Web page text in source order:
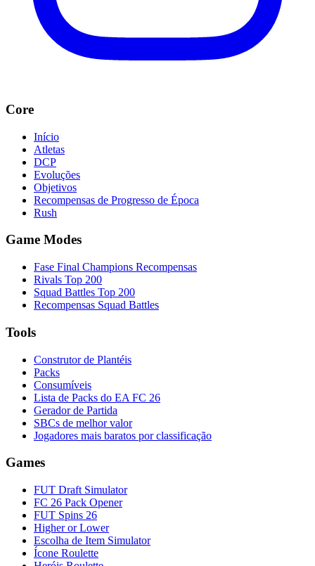
Core
Início
Atletas
DCP
Evoluções
Objetivos
Recompensas de Progresso de Época
Rush
Game Modes
Fase Final Champions Recompensas
Rivals Top 200
Squad Battles Top 200
Recompensas Squad Battles
Tools
Construtor de Plantéis
Packs
Consumíveis
Lista de Packs do EA FC 26
Gerador de Partida
SBCs de melhor valor
Jogadores mais baratos por classificação
Games
FUT Draft Simulator
FC 26 Pack Opener
FUT Spins 26
Higher or Lower
Escolha de Item Simulator
Ícone Roulette